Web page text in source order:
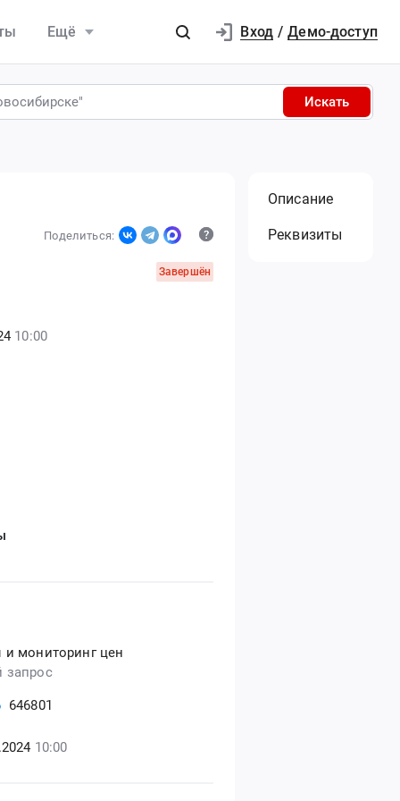
Ещё Вход / Демо-доступ
Искать
Поделиться:
Завершён
10:00
и мониторинг цен
запрос
646801
10:00
Описание
Реквизиты